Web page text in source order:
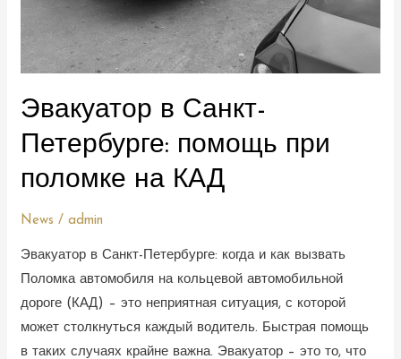
Эвакуатор в Санкт-
Петербурге: помощь при
поломке на КАД
News /admin
Эвакуатор в Санкт-Петербурге: когда и как вызвать
Поломка автомобиля на кольцевой автомобильной
дороге (КАД) – это неприятная ситуация, с которой
может столкнуться каждый водитель. Быстрая помощь
в таких случаях крайне важна. Эвакуатор – это то, что